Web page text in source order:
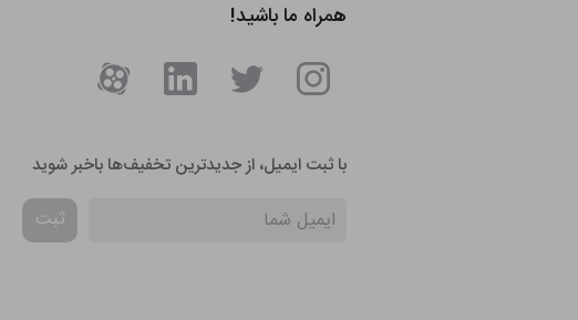
همراه ما باشید!
با ثبت ایمیل، از جدید‌ترین تخفیف‌ها با‌خبر شوید
ثبت